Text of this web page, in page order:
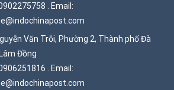
. Email:
Văn Trỗi, Phường 2, Thành phố Đà
Đồng
. Email: